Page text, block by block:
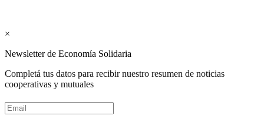
×
Newsletter de Economía Solidaria
Completá tus datos para recibir nuestro resumen de noticias
cooperativas y mutuales